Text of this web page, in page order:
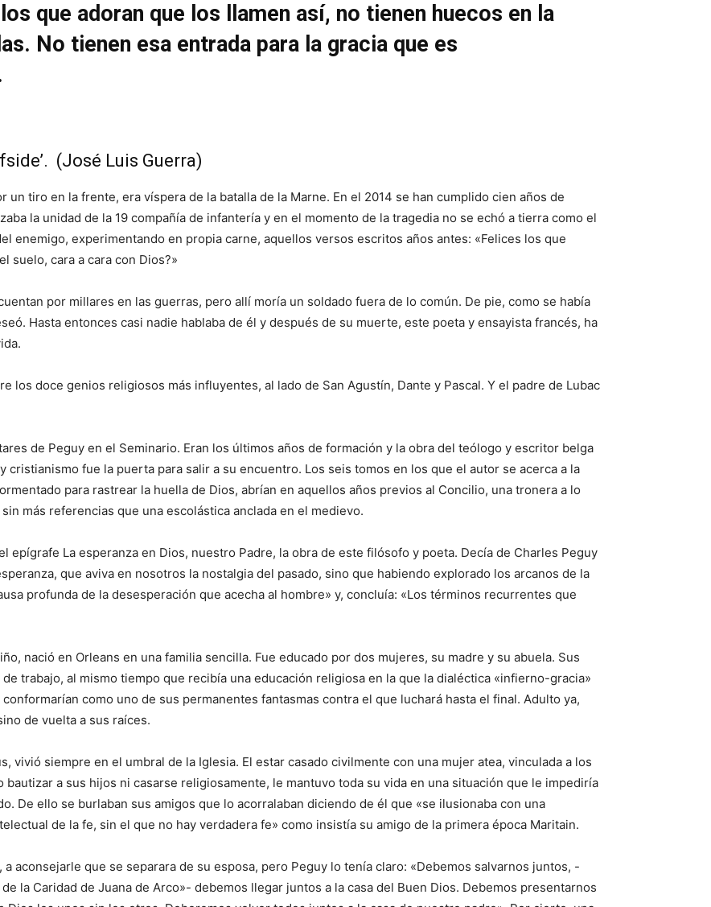
que adoran que los llamen así, no tienen huecos en la
No tienen esa entrada para la gracia que es
(José Luis Guerra)
un tiro en la frente, era víspera de la batalla de la Marne. En el 2014 se han cumplido cien años de
la unidad de la 19 compañía de infantería y en el momento de la tragedia no se echó a tierra como el
enemigo, experimentando en propia carne, aquellos versos escritos años antes: «Felices los que
suelo, cara a cara con Dios?»
por millares en las guerras, pero allí moría un soldado fuera de lo común. De pie, como se había
Hasta entonces casi nadie hablaba de él y después de su muerte, este poeta y ensayista francés, ha
los doce genios religiosos más influyentes, al lado de San Agustín, Dante y Pascal. Y el padre de Lubac
de Peguy en el Seminario. Eran los últimos años de formación y la obra del teólogo y escritor belga
cristianismo fue la puerta para salir a su encuentro. Los seis tomos en los que el autor se acerca a la
para rastrear la huella de Dios, abrían en aquellos años previos al Concilio, una tronera a lo
más referencias que una escolástica anclada en el medievo.
epígrafe La esperanza en Dios, nuestro Padre, la obra de este filósofo y poeta. Decía de Charles Peguy
que aviva en nosotros la nostalgia del pasado, sino que habiendo explorado los arcanos de la
profunda de la desesperación que acecha al hombre» y, concluía: «Los términos recurrentes que
nació en Orleans en una familia sencilla. Fue educado por dos mujeres, su madre y su abuela. Sus
trabajo, al mismo tiempo que recibía una educación religiosa en la que la dialéctica «infierno-gracia»
como uno de sus permanentes fantasmas contra el que luchará hasta el final. Adulto ya,
de vuelta a sus raíces.
vivió siempre en el umbral de la Iglesia. El estar casado civilmente con una mujer atea, vinculada a los
bautizar a sus hijos ni casarse religiosamente, le mantuvo toda su vida en una situación que le impediría
De ello se burlaban sus amigos que lo acorralaban diciendo de él que «se ilusionaba con una
de la fe, sin el que no hay verdadera fe» como insistía su amigo de la primera época Maritain.
aconsejarle que se separara de su esposa, pero Peguy lo tenía claro: «Debemos salvarnos juntos, -
la Caridad de Juana de Arco»- debemos llegar juntos a la casa del Buen Dios. Debemos presentarnos